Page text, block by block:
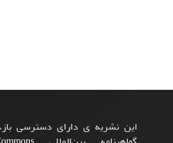
این نشریه ی دارای دسترسی